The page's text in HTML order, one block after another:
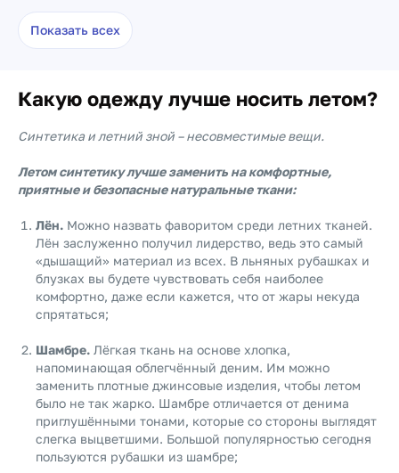
Показать всех
Какую одежду лучше носить летом?
Синтетика и летний зной – несовместимые вещи.
Летом синтетику лучше заменить на комфортные,
приятные и безопасные натуральные ткани:
Лён. Можно назвать фаворитом среди летних тканей.
Лён заслуженно получил лидерство, ведь это самый
«дышащий» материал из всех. В льняных рубашках и
блузках вы будете чувствовать себя наиболее
комфортно, даже если кажется, что от жары некуда
спрятаться;
Шамбре. Лёгкая ткань на основе хлопка,
напоминающая облегчённый деним. Им можно
заменить плотные джинсовые изделия, чтобы летом
было не так жарко. Шамбре отличается от денима
приглушёнными тонами, которые со стороны выглядят
слегка выцветшими. Большой популярностью сегодня
пользуются рубашки из шамбре;